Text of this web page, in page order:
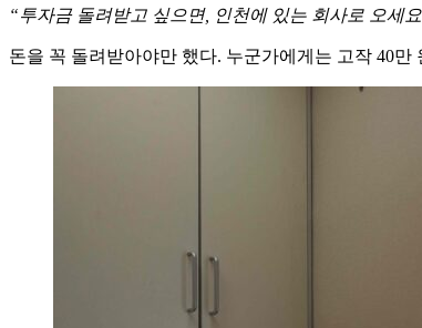
“투자금 돌려받고 싶으면, 인천에 있는 회사로 오세
돈을 꼭 돌려받아야만 했다. 누군가에게는 고작 40